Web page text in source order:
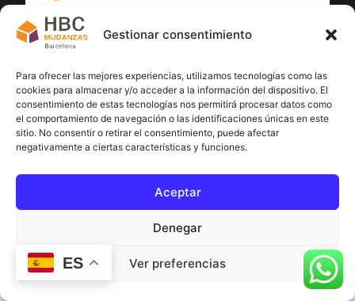
Gestionar consentimiento
Para ofrecer las mejores experiencias, utilizamos tecnologías como las
cookies para almacenar y/o acceder a la información del dispositivo. El
consentimiento de estas tecnologías nos permitirá procesar datos como
el comportamiento de navegación o las identificaciones únicas en este
sitio. No consentir o retirar el consentimiento, puede afectar
negativamente a ciertas características y funciones.
Aceptar
Denegar
Ver preferencias
100
ES